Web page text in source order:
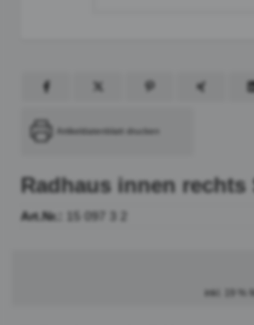
Artikeldatenblatt drucken
Radhaus innen rechts
Art.Nr.: 15 097 3 2
inkl. 19 %